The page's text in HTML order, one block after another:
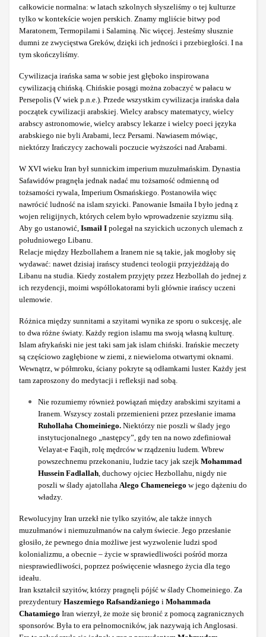
całkowicie normalna: w latach szkolnych słyszeliśmy o tej kulturze
tylko w kontekście wojen perskich. Znamy mgliście bitwy pod
Maratonem, Termopilami i Salaminą. Nic więcej. Jesteśmy słusznie
dumni ze zwycięstwa Greków, dzięki ich jedności i przebiegłości. I na
tym skończyliśmy.
Cywilizacja irańska sama w sobie jest głęboko inspirowana
cywilizacją chińską. Chińskie posągi można zobaczyć w pałacu w
Persepolis (V wiek p.n.e.). Przede wszystkim cywilizacja irańska dała
początek cywilizacji arabskiej. Wielcy arabscy matematycy, wielcy
arabscy astronomowie, wielcy arabscy lekarze i wielcy poeci języka
arabskiego nie byli Arabami, lecz Persami. Nawiasem mówiąc,
niektórzy Irańczycy zachowali poczucie wyższości nad Arabami.
W XVI wieku Iran był sunnickim imperium muzułmańskim. Dynastia
Safawidów pragnęła jednak nadać mu tożsamość odmienną od
tożsamości rywala, Imperium Osmańskiego. Postanowiła więc
nawrócić ludność na islam szyicki. Panowanie Ismaiła I było jedną z
wojen religijnych, których celem było wprowadzenie szyizmu siłą.
Aby go ustanowić, Ismaił I polegał na szyickich uczonych ulemach z
południowego Libanu.
Relacje między Hezbollahem a Iranem nie są takie, jak mogłoby się
wydawać: nawet dzisiaj irańscy studenci teologii przyjeżdżają do
Libanu na studia. Kiedy zostałem przyjęty przez Hezbollah do jednej z
ich rezydencji, moimi współlokatorami byli głównie irańscy uczeni
ulemowie.
Różnica między sunnitami a szyitami wynika ze sporu o sukcesję, ale
to dwa różne światy. Każdy region islamu ma swoją własną kulturę.
Islam afrykański nie jest taki sam jak islam chiński. Irańskie meczety
są częściowo zagłębione w ziemi, z niewieloma otwartymi oknami.
Wewnątrz, w półmroku, ściany pokryte są odłamkami luster. Każdy jest
tam zaproszony do medytacji i refleksji nad sobą.
Nie rozumiemy również powiązań między arabskimi szyitami a
Iranem. Wszyscy zostali przemienieni przez przesłanie imama
Ruhollaha Chomeiniego. Niektórzy nie poszli w ślady jego
instytucjonalnego „następcy”, gdy ten na nowo zdefiniował
Velayat-e Faqih, rolę mędrców w rządzeniu ludem. Wbrew
powszechnemu przekonaniu, ludzie tacy jak szejk Mohammad
Hussein Fadlallah , duchowy ojciec Hezbollahu, nigdy nie
poszli w ślady ajatollaha Alego Chameneiego w jego dążeniu do
władzy.
Rewolucyjny Iran urzekł nie tylko szyitów, ale także innych
muzułmanów i niemuzułmanów na całym świecie. Jego przesłanie
głosiło, że pewnego dnia możliwe jest wyzwolenie ludzi spod
kolonializmu, a obecnie – życie w sprawiedliwości pośród morza
niesprawiedliwości, poprzez poświęcenie własnego życia dla tego
ideału.
Iran kształcił szyitów, którzy pragnęli pójść w ślady Chomeiniego. Za
prezydentury Haszemiego Rafsandżaniego i Mohammada
Chatamiego Iran wierzył, że może się bronić z pomocą zagranicznych
sponsorów. Była to era pełnomocników, jak nazywają ich Anglosasi.